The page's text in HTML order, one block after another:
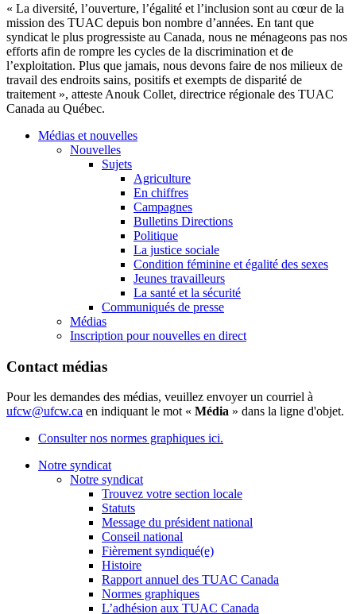
« La diversité, l’ouverture, l’égalité et l’inclusion sont au cœur de la
mission des TUAC depuis bon nombre d’années. En tant que
syndicat le plus progressiste au Canada, nous ne ménageons pas nos
efforts afin de rompre les cycles de la discrimination et de
l’exploitation. Plus que jamais, nous devons faire de nos milieux de
travail des endroits sains, positifs et exempts de disparité de
traitement », atteste Anouk Collet, directrice régionale des TUAC
Canada au Québec.
Médias et nouvelles
Nouvelles
Sujets
Agriculture
En chiffres
Campagnes
Bulletins Directions
Politique
La justice sociale
Condition féminine et égalité des sexes
Jeunes travailleurs
La santé et la sécurité
Communiqués de presse
Médias
Inscription pour nouvelles en direct
Contact médias
Pour les demandes des médias, veuillez envoyer un courriel à
ufcw@ufcw.ca en indiquant le mot « Média » dans la ligne d'objet.
Consulter nos normes graphiques ici.
Notre syndicat
Notre syndicat
Trouvez votre section locale
Statuts
Message du président national
Conseil national
Fièrement syndiqué(e)
Histoire
Rapport annuel des TUAC Canada
Normes graphiques
L’adhésion aux TUAC Canada